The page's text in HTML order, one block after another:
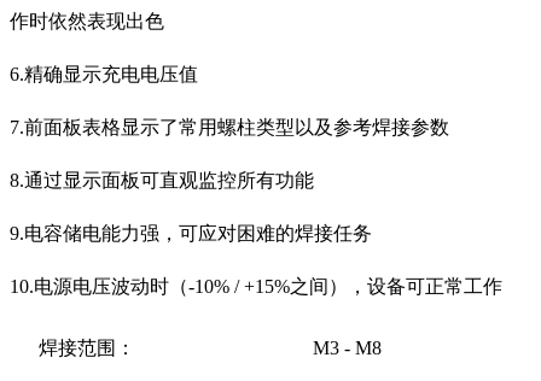
作时依然表现出色
6.精确显示充电电压值
7.前面板表格显示了常用螺柱类型以及参考焊接参数
8.通过显示面板可直观监控所有功能
9.电容储电能力强，可应对困难的焊接任务
10.电源电压波动时（-10% / +15%之间），设备可正常工作
焊接范围： M3 - M8